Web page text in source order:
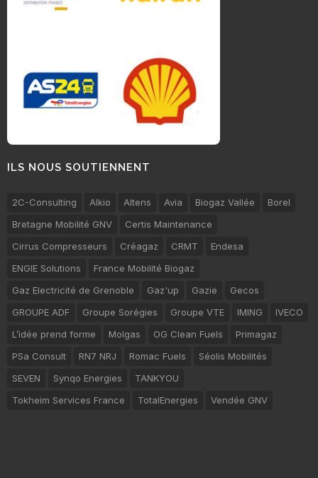
ILS NOUS SOUTIENNENT
2C-Consulting Alkio Altens Avia Biogaz Vallée
Borel
Bretagne Mobilité GNV
Certis Maintenance
Cirrus Compresseurs
Créagaz CRMT
Endesa
ENGIE Solutions
France Mobilité Biogaz
Gaz Electricité de Grenoble
Gaz'up Gazie
Gecos
GROUPE ADF
Groupe Sorégies Groupe VTE IMING
IVECO
L’idée prend forme
Molgas OG Clean Fuels
Primagaz
PSa Consult
RN7 NRJ Romac Fuels
Séolis Mobilités
SEVEN
Synqo Energies
TANKYOU
Tokheim Services France
TotalEnergies Vendée GNV